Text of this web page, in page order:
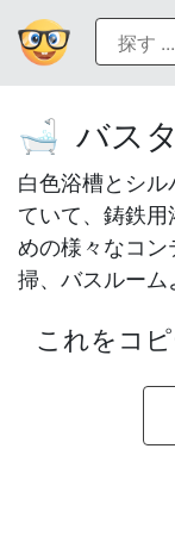
🛁 バス
白色浴槽とシ
ていて、鋳鉄
めの様々なコ
掃、バスルーム
これをコ